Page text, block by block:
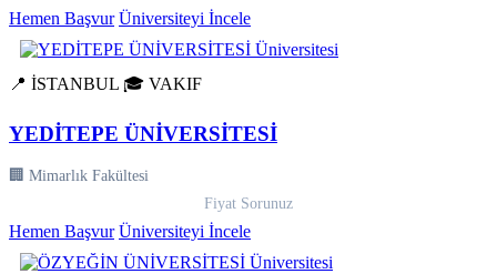
Hemen Başvur Üniversiteyi İncele
📍 İSTANBUL 🎓 VAKIF
YEDİTEPE ÜNİVERSİTESİ
🏢 Mimarlık Fakültesi
Fiyat Sorunuz
Hemen Başvur Üniversiteyi İncele